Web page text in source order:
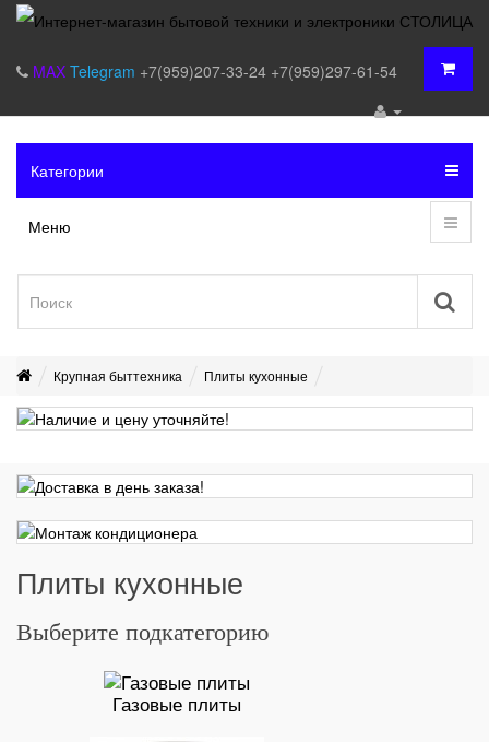
MAX Telegram +7(959)207-33-24 +7(959)297-61-54
Категории
Меню
Крупная быттехника Плиты кухонные
Плиты кухонные
Выберите подкатегорию
Газовые плиты